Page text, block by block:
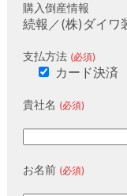
購入倒産情報
続報／(株)ダイワ
支払方法 (必須)
カード決済
貴社名 (必須)
お名前 (必須)